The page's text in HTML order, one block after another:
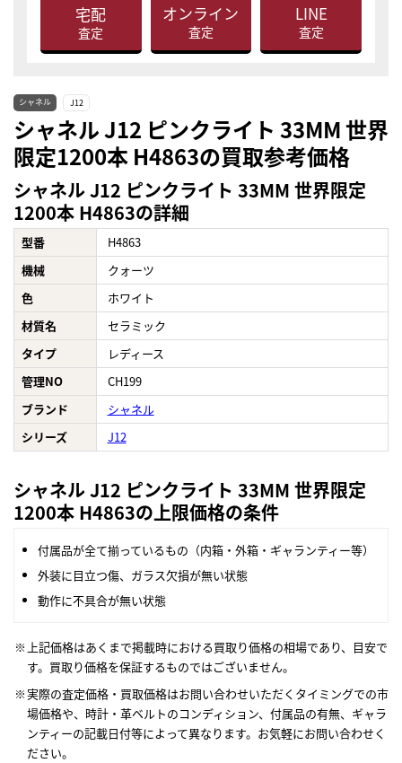
宅配
査定
オンライン
査定
LINE
査定
シャネル J12
シャネル J12 ピンクライト 33MM 世界
限定1200本 H4863の買取参考価格
シャネル J12 ピンクライト 33MM 世界限定
1200本 H4863の詳細
型番
H4863
機械
クォーツ
色
ホワイト
材質名
セラミック
タイプ
レディース
管理NO
CH199
ブランド
シャネル
シリーズ
J12
シャネル J12 ピンクライト 33MM 世界限定
1200本 H4863の上限価格の条件
付属品が全て揃っているもの（内箱・外箱・ギャランティー等）
外装に目立つ傷、ガラス欠損が無い状態
動作に不具合が無い状態
上記価格はあくまで掲載時における買取り価格の相場であり、目安で
す。買取り価格を保証するものではございません。
実際の査定価格・買取価格はお問い合わせいただくタイミングでの市
場価格や、時計・革ベルトのコンディション、付属品の有無、ギャラ
ンティーの記載日付等によって異なります。お気軽にお問い合わせく
ださい。